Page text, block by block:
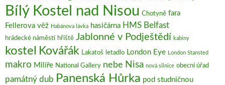
Bílý Kostel nad Nisou Chotyně fara
Fellerova věž Habánova lávka hasičárna HMS Belfast
hrádecké náměstí hřiště Jablonné v Podještědí kabiny
kostel Kovářák Lakatoš letadlo London Eye London Stansted
makro Milíře National Gallery nebe Nisa nová silnice obecní úřad
památný dub Panenská Hůrka pod studničnou